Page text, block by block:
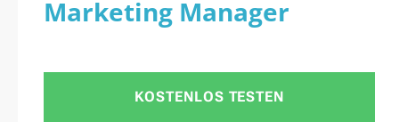
Online Marketing
Marketing Manager
KOSTENLOS TESTEN